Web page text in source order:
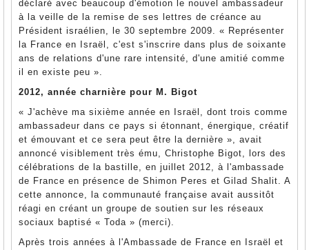
déclaré avec beaucoup d'émotion le nouvel ambassadeur
à la veille de la remise de ses lettres de créance au
Président israélien, le 30 septembre 2009. « Représenter
la France en Israël, c'est s'inscrire dans plus de soixante
ans de relations d'une rare intensité, d'une amitié comme
il en existe peu ».
2012, année charnière pour M. Bigot
« J'achève ma sixième année en Israël, dont trois comme
ambassadeur dans ce pays si étonnant, énergique, créatif
et émouvant et ce sera peut être la dernière », avait
annoncé visiblement très ému, Christophe Bigot, lors des
célébrations de la bastille, en juillet 2012, à l'ambassade
de France en présence de Shimon Peres et Gilad Shalit. A
cette annonce, la communauté française avait aussitôt
réagi en créant un groupe de soutien sur les réseaux
sociaux baptisé « Toda » (merci).
Après trois années à l'Ambassade de France en Israël et